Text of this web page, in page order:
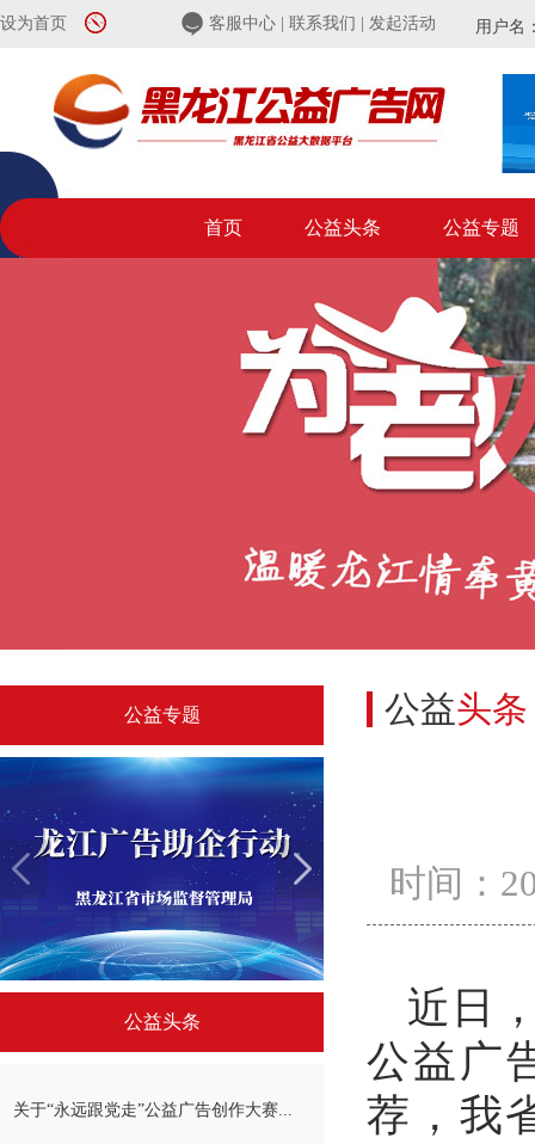
设为首页 客服中心 联系我们 发起活动 用户名
首页 公益头条 公益专题
公益专题
广告助企（一）| 《人心红利》... 中国精神系列海报
公益头条
关于“永远跟党走”公益广告创作大赛...
公益头条
时间：
近日
公益广
荐，我